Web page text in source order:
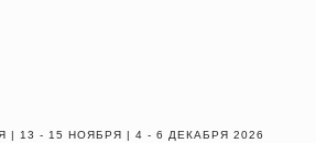
| 13 - 15 НОЯБРЯ | 4 - 6 ДЕКАБРЯ 2026